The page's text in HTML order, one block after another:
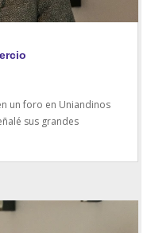
un foro en Uniandinos
sus grandes